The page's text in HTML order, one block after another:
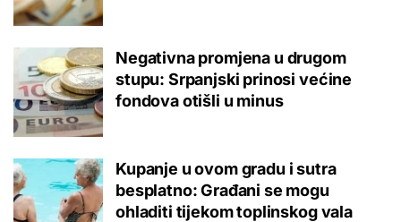
Negativna promjena u drugom
stupu: Srpanjski prinosi većine
fondova otišli u minus
Kupanje u ovom gradu i sutra
besplatno: Građani se mogu
ohladiti tijekom toplinskog vala